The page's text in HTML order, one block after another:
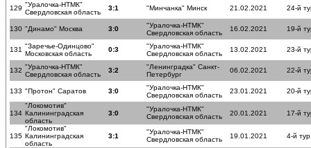
129 "Уралочка-НТМК"
Свердловская область
3:1 "Минчанка" Минск 21.02.2021 24-й
130 "Динамо" Москва 3:0
"Уралочка-НТМК"
Свердловская область
16.02.2021 19-й
131 "Заречье-Одинцово"
Московская область
0:3
"Уралочка-НТМК"
Свердловская область
13.02.2021 23-й
132 "Уралочка-НТМК"
Свердловская область
3:2
"Ленинградка" Санкт-
Петербург
06.02.2021 22-й
133 "Протон" Саратов 3:0
"Уралочка-НТМК"
Свердловская область
23.01.2021 20-й
134
"Локомотив"
Калининградская
область
3:0
"Уралочка-НТМК"
Свердловская область
20.01.2021 17-й
135
"Локомотив"
Калининградская
область
3:1
"Уралочка-НТМК"
Свердловская область
19.01.2021 4-й тур